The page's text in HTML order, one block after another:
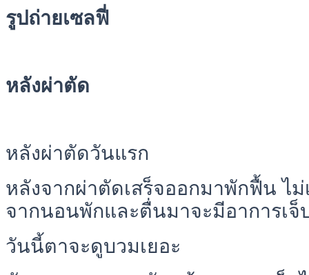
รูปถ่ายเซลฟี่
หลังผ่าตัด
หลังผ่าตัดวันแรก
หลังจากผ่าตัดเสร็จออกมาพักฟื้น ไ
จากนอนพักและตื่นมาจะมีอาการเจ็
วันนี้ตาจะดูบวมเยอะ